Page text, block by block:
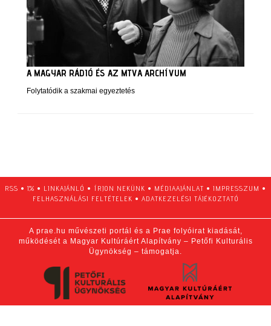
A MAGYAR RÁDIÓ ÉS AZ MTVA ARCHÍVUM
Folytatódik a szakmai egyeztetés
RSS • 1% • LINKAJÁNLÓ • ÍRJON NEKÜNK • MÉDIAAJÁNLAT • IMPRESSZUM •
FELHASZNÁLÁSI FELTÉTELEK • ADATKEZELÉSI TÁJÉKOZTATÓ
A prae.hu művészeti portál és a Prae folyóirat kiadását,
működését a Magyar Kultúráért Alapítvány – Petőfi Kulturális
Ügynökség – támogatja.